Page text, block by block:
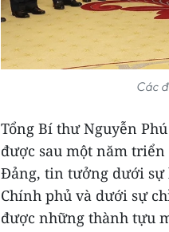
Các
Tổng Bí thư Nguyễn
được sau một năm
Đảng, tin tưởng dưới sự
Chính phủ và dưới sự
được những thành tựu